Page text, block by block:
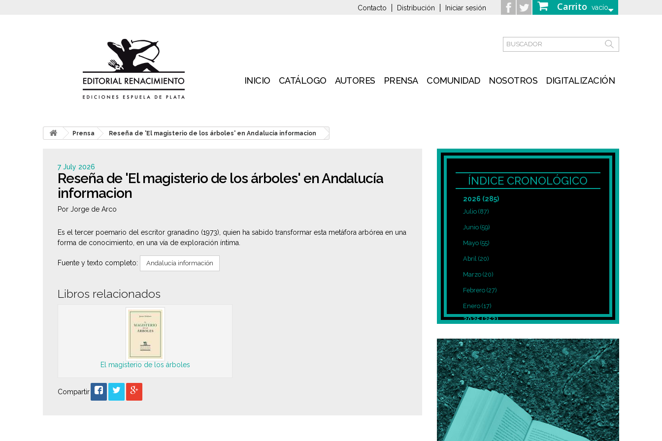
Carrito vacío
Contacto Distribución Iniciar sesión
INICIO CATÁLOGO AUTORES PRENSA COMUNIDAD NOSOTROS DIGITALIZACIÓN
Prensa Reseña de 'El magisterio de los árboles' en Andalucía informacion
7 July 2026
Reseña de 'El magisterio de los árboles' en Andalucía
informacion
Por Jorge de Arco
Es el tercer poemario del escritor granadino (1973), quien ha sabido transformar esta metáfora arbórea en una
forma de conocimiento, en una vía de exploración íntima.
Fuente y texto completo: Andalucía información
Libros relacionados
El magisterio de los árboles
Compartir
ÍNDICE CRONOLÓGICO
2026 (285)
Julio (87)
Junio (59)
Mayo (55)
Abril (20)
Marzo (20)
Febrero (27)
Enero (17)
2025(252)
Noviembre(27)
Octubre(8)
Septiembre(12)
Agosto